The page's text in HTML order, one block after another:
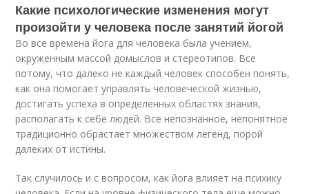
Какие психологические изменения могут
произойти у человека после занятий йогой
Во все времена йога для человека была учением,
окруженным массой домыслов и стереотипов. Все
потому, что далеко не каждый человек способен понять,
как она помогает управлять человеческой жизнью,
достигать успеха в определенных областях знания,
располагать к себе людей. Все непознанное, непонятное
традиционно обрастает множеством легенд, порой
далеких от истины.
Так случилось и с вопросом, как йога влияет на психику